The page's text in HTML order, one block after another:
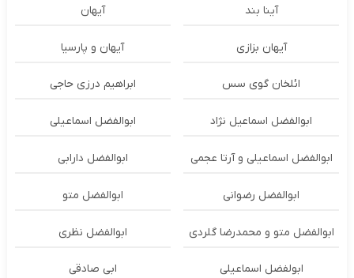
آینا بند آیهان
آیهان بزازی آیهان و پارسیا
ائلخان گوی سس ابراهیم درزی حاجی
ابوالفضل اسماعیل نژاد ابوالفضل اسماعیلی
ابوالفضل اسماعیلی و آرتا عجمی ابوالفضل دارابی
ابوالفضل رضوانی ابوالفضل متو
ابوالفضل متو و محمدرضا گلردی ابوالفضل نظری
ابولفضل اسماعیلی ابی صادقی